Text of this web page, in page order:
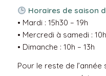
Horaires de saison
• Mardi : 15h30 – 19h
• Mercredi à samedi :
• Dimanche : 10h – 13h
Pour le reste de